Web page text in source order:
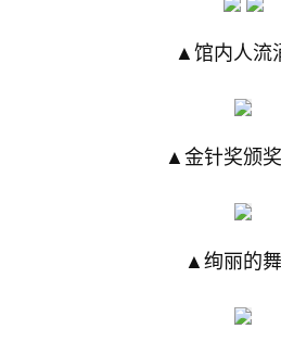
▲馆内人流
▲金针奖颁
▲绚丽的